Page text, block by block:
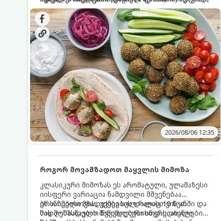
სალათებთან ერთად ან ტახინის (სესამის)
სოუსთან მირთმევისთვის.
იდეალურად შეინარჩუნოს და არ დაიშალოს.
დრო: 10–15 წუთი ულუფა: 20–24 ცალი ბურთულა
(4–6 პორცია)
2026/08/06 12:35
როგორ მოვამზადოთ მაყვლის მიმოზა
კლასიკური მიმოზას ეს არომატული, ულამაზესი
იისფერი ვარიაცია ნამდვილი მშვენებაა
ბრანჩებისთვის, უქმეების დილისთვის ან
სადღესასწაულო წვეულებებისთვის. ახალი
ეს სასმელი მზადდება სულ რაღაც 10 წუთში და
მის მომზადებას მინიმალური ინგრედიენტები